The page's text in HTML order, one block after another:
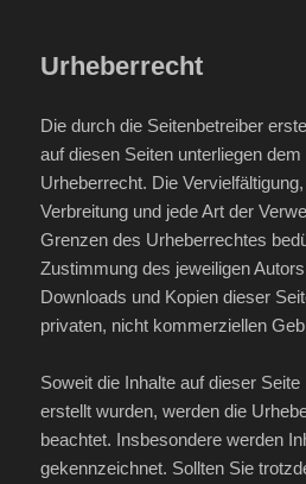
Urheberrecht
Die durch die Seitenbetreiber
auf diesen Seiten unterliegen
Urheberrecht. Die
Verbreitung und jede Art der
Grenzen des Urheberrechtes
Zustimmung des jeweiligen
Downloads und Kopien dieser
privaten, nicht kommerziellen
Soweit die Inhalte auf dieser
erstellt wurden, werden die
beachtet. Insbesondere werden
gekennzeichnet. Sollten Sie